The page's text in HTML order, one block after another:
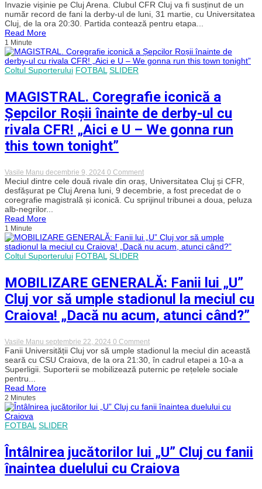
Invazie
vișinie
pe
Cluj
lui
CFR
vor
beneficia
mai
multe
bilete
pentru
derby-
ul
Invazie vișinie pe Cluj Arena. Clubul CFR Cluj va fi susținut de un
număr record de fani la derby-ul de luni, 31 martie, cu Universitatea
Cluj, de la ora 20:30. Partida contează pentru etapa...
Read More
1 Minute
Coltul Suporterului FOTBAL SLIDER
MAGISTRAL. Coregrafie iconică a
Șepcilor Roșii înainte de derby-ul cu
rivala CFR! „Aici e U – We gonna run
this town tonight”
Vasile Manu decembrie 9, 2024 0 Commenton
MAGISTRAL.
Coregrafie
iconică
a
de
derby-
ul
CFR!
„Aici
e
U
We
this
town
tonight”
Meciul dintre cele două rivale din oraș, Universitatea Cluj și CFR,
desfășurat pe Cluj Arena luni, 9 decembrie, a fost precedat de o
coregrafie magistrală și iconică. Cu sprijinul tribunei a doua, peluza
alb-negrilor...
Read More
1 Minute
Coltul Suporterului FOTBAL SLIDER
MOBILIZARE GENERALĂ: Fanii lui „U”
Cluj vor să umple stadionul la meciul cu
Craiova! „Dacă nu acum, atunci când?”
Vasile Manu septembrie 22, 2024 0 Commenton
MOBILIZARE
GENERALĂ:
Fanii
lui
să
cu
Craiova!
„Dacă
nu
Fanii Universității Cluj vor să umple stadionul la meciul din această
seară cu CSU Craiova, de la ora 21:30, în cadrul etapei a 10-a a
Superligii. Suporterii se mobilizează puternic pe rețelele sociale
pentru...
Read More
2 Minutes
FOTBAL SLIDER
Întâlnirea jucătorilor lui „U” Cluj cu fanii
înaintea duelului cu Craiova